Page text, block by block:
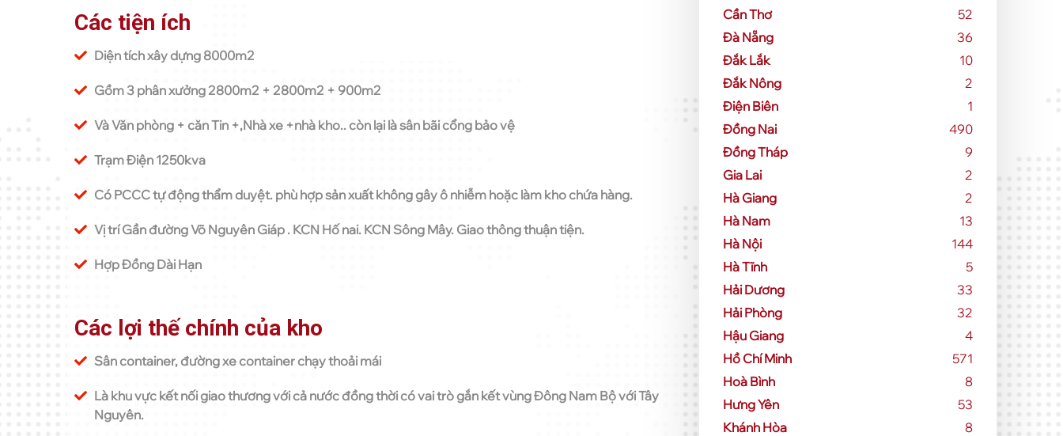
Các tiện ích
Diện tích xây dựng 8000m2
Gồm 3 phân xưởng 2800m2 + 2800m2 + 900m2
Và Văn phòng + căn Tin +,Nhà xe +nhà kho.. còn lại là sân bãi cổng bảo vệ
Trạm Điện 1250kva
Có PCCC tự động thẩm duyệt. phù hợp sản xuất không gây ô nhiễm hoặc làm kho chứa hàng.
Vị trí Gần đường Võ Nguyên Giáp . KCN Hố nai. KCN Sông Mây. Giao thông thuận tiện.
Hợp Đồng Dài Hạn
Các lợi thế chính của kho
Sân container, đường xe container chạy thoải mái
Là khu vực kết nối giao thương với cả nước đồng thời có vai trò gắn kết vùng Đông Nam Bộ với Tây
Nguyên.
Cần Thơ
52
Đà Nẵng
36
Đắk Lắk
10
Đắk Nông
2
Điện Biên
1
Đồng Nai
490
Đồng Tháp
9
Gia Lai
2
Hà Giang
2
Hà Nam
13
Hà Nội
144
Hà Tĩnh
5
Hải Dương
33
Hải Phòng
32
Hậu Giang
4
Hồ Chí Minh
571
Hoà Bình
8
Hưng Yên
53
Khánh Hòa
8